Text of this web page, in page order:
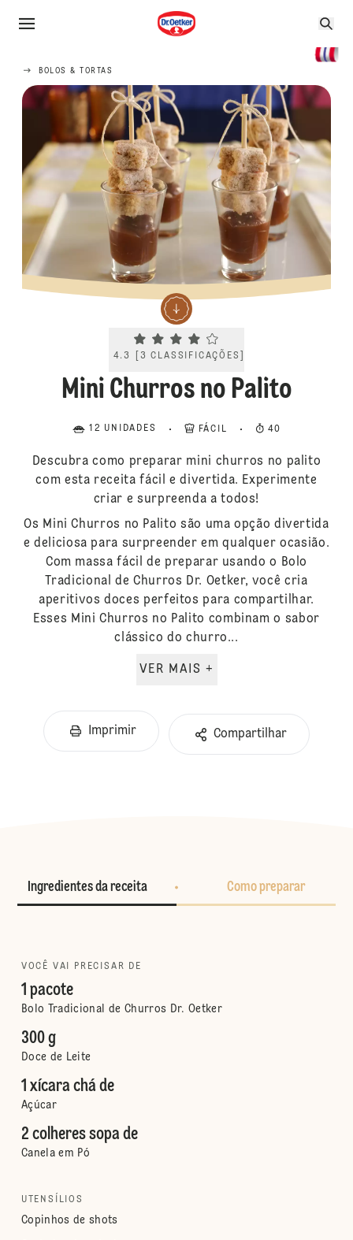
BOLOS & TORTAS
Current rating 4.3. Click to rate.
4.3 3 CLASSIFICAÇÕES
Mini Churros no Palito
12 UNIDADES FÁCIL 40
Descubra como preparar mini churros no palito
com esta receita fácil e divertida. Experimente
criar e surpreenda a todos!
Os Mini Churros no Palito são uma opção divertida
e deliciosa para surpreender em qualquer ocasião.
Com massa fácil de preparar usando o Bolo
Tradicional de Churros Dr. Oetker, você cria
aperitivos doces perfeitos para compartilhar.
Esses Mini Churros no Palito combinam o sabor
clássico do churro...
VER MAIS +
Imprimir Compartilhar
Ingredientes da receita Como preparar
VOCÊ VAI PRECISAR DE
1 pacote
Bolo Tradicional de Churros Dr. Oetker
300 g
Doce de Leite
1 xícara chá de
Açúcar
2 colheres sopa de
Canela em Pó
UTENSÍLIOS
Copinhos de shots